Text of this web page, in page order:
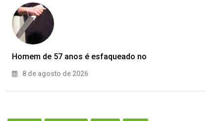
Homem de 57 anos é esfaqueado no
8 de agosto de 2026